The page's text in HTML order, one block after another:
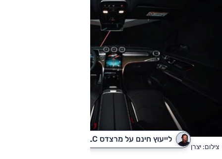
צילום: יצרן
לייעוץ חינם על מרצדס GLC